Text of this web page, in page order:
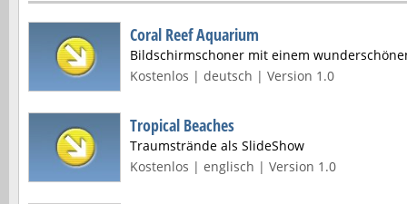
Coral Reef Aquarium
Bildschirmschoner mit einem
Kostenlos | deutsch | Version 1.0
Tropical Beaches
Traumstrände als SlideShow
Kostenlos | englisch | Version 1.0